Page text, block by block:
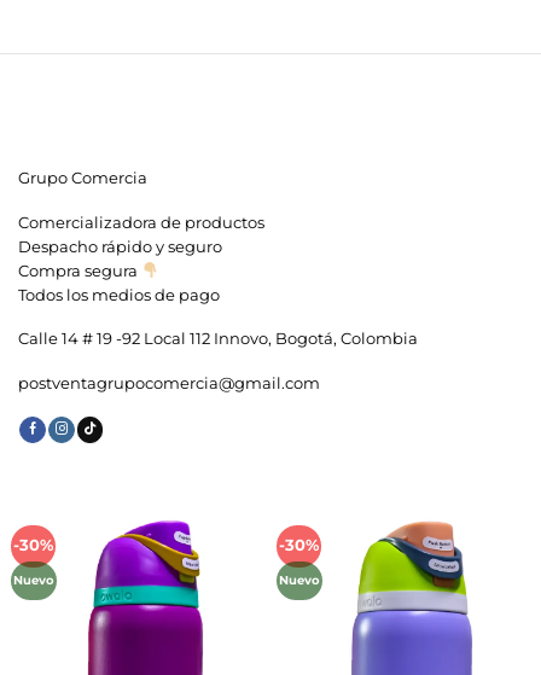
Grupo Comercia
Comercializadora de productos
Despacho rápido y seguro
Compra segura
Todos los medios de pago
Calle 14 # 19 -92 Local 112 Innovo, Bogotá, Colombia
postventagrupocomercia@gmail.com
-30%
Nuevo
Añadir
lista de
deseos
-30%
Nuevo
Añadir
lista de
deseos